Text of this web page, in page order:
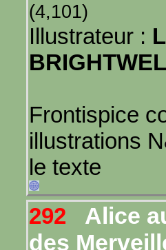
(4,101)
Illustrateur :
Frontispice
illustrations
le texte
292
Alice
des